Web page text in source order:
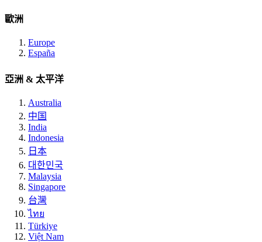
歐洲
Europe
España
亞洲 & 太平洋
Australia
中国
India
Indonesia
日本
대한민국
Malaysia
Singapore
台灣
ไทย
Türkiye
Việt Nam